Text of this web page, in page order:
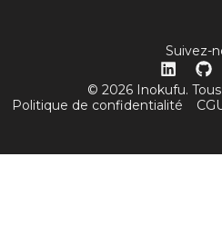
Suivez-
© 2026 Inokufu.
Politique de confidentialité